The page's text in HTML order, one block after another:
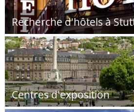
Recherche d'hôtels à
Centres d'exposition